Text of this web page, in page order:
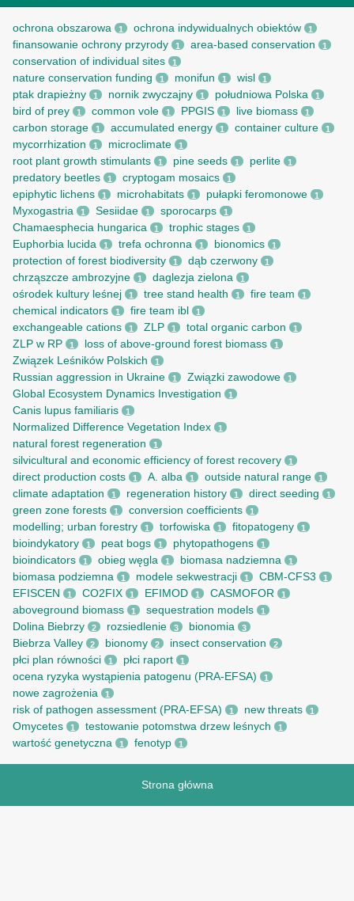
ochrona obszarowa 1 ochrona indywidualnych obiektów 1
finansowanie ochrony przyrody 1 area-based conservation 1
conservation of individual sites 1
nature conservation funding 1 monifun 1 wisl 1
ptak drapieżny 1 nornik zwyczajny 1 południowa Polska 1
bird of prey 1 common vole 1 PPGIS 1 live biomass 1
carbon storage 1 accumulated energy 1 container culture 1
mycorrhization 1 microclimate 1
root рlant growth stimulants 1 pine seeds 1 perlite 1
predatory beetles 1 cryptogam mosaics 1
epiphytic lichens 1 microhabitats 1 pułapki feromonowe 1
Myxogastria 1 Sesiidae 1 sporocarps 1
Chamaesphecia hungarica 1 trophic stages 1
Euphorbia lucida 1 trefa ochronna 1 bionomics 1
protection of forest biodiversity 1 dąb czerwony 1
chrząszcze ambrozyjne 1 daglezja zielona 1
ośrodek kultury leśnej 1 tree stand health 1 fire team 1
chemical indicators 1 fire team ibl 1
exchangeable cations 1 ZLP 1 total organic carbon 1
ZLP w RP 1 loss of above-ground forest biomass 1
Związek Leśników Polskich 1
Russian aggression in Ukraine 1 Związki zawodowe 1
Global Ecosystem Dynamics Investigation 1
Canis lupus familiaris 1
Normalized Difference Vegetation Index 1
natural forest regeneration 1
silvicultural and economic efficiency of forest recovery 1
direct production costs 1 A. alba 1 outside natural range 1
climate adaptation 1 regeneration history 1 direct seeding 1
green zone forests 1 conversion coefficients 1
modelling; urban forestry 1 torfowiska 1 fitopatogeny 1
bioindykatory 1 peat bogs 1 phytopathogens 1
bioindicators 1 obieg węgla 1 biomasa nadziemna 1
biomasa podziemna 1 modele sekwestracji 1 CBM-CFS3 1
EFISCEN 1 CO2FIX 1 EFIMOD 1 CASMOFOR 1
aboveground biomass 1 sequestration models 1
Dolina Biebrzy 2 rozsiedlenie 3 bionomia 3
Biebrza Valley 2 bionomy 2 insect conservation 2
płci plan równości 1 płci raport 1
ocena ryzyka wystąpienia patogenu (PRA-EFSA) 1
nowe zagrożenia 1
risk of pathogen assessment (PRA-EFSA) 1 new threats 1
Omycetes 1 testowanie potomstwa drzew leśnych 1
wartość genetyczna 1 fenotyp 1
Strona główna